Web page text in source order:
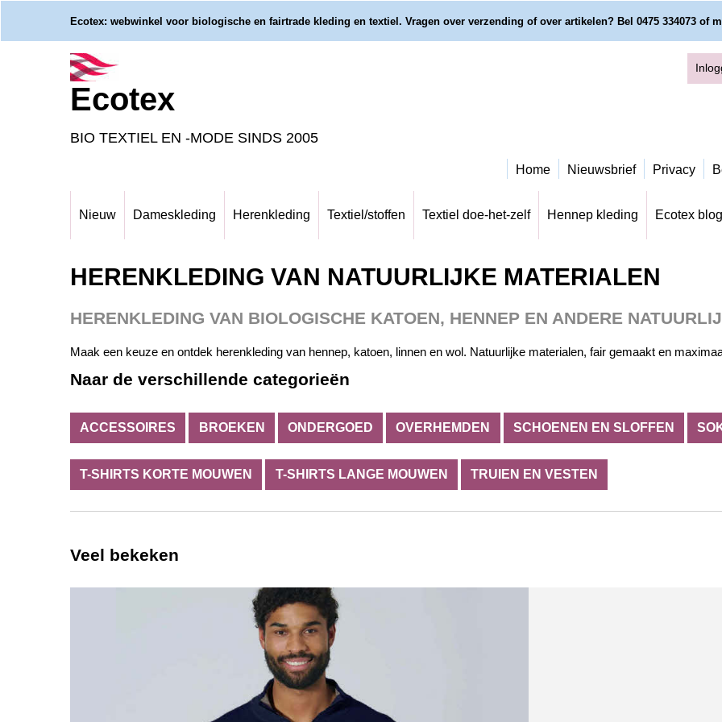
Ecotex: webwinkel voor biologische en fairtrade kleding en textiel. Vragen over verzending of over artikelen? Bel 0475 334073 of
Ecotex
BIO TEXTIEL EN -MODE SINDS 2005
Home Nieuwsbrief Privacy
Nieuw Dameskleding Herenkleding Textiel/stoffen Textiel doe-het-zelf Hennep kleding Ecotex blog
HERENKLEDING VAN NATUURLIJKE MATERIALEN
HERENKLEDING VAN BIOLOGISCHE KATOEN, HENNEP EN ANDERE
Maak een keuze en ontdek herenkleding van hennep, katoen, linnen en wol. Natuurlijke materialen, fair gemaakt en
Naar de verschillende categorieën
ACCESSOIRES BROEKEN ONDERGOED OVERHEMDEN SCHOENEN EN SLOFFEN
T-SHIRTS KORTE MOUWEN T-SHIRTS LANGE MOUWEN TRUIEN EN VESTEN
Veel bekeken